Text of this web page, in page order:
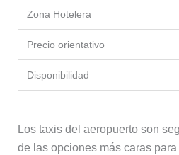
Zona Hotelera
Precio orientativo
Disponibilidad
Los taxis del aeropuerto son
de las opciones más caras